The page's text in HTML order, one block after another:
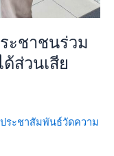
ะชาชนร่วม
ส่วนเสีย
ประชาสัมพันธ์วัดความ